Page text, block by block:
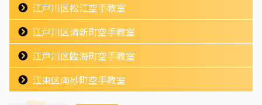
江戸川区松江空手教室
江戸川区清新町空手教室
江戸川区臨海町空手教室
江東区南砂町空手教室